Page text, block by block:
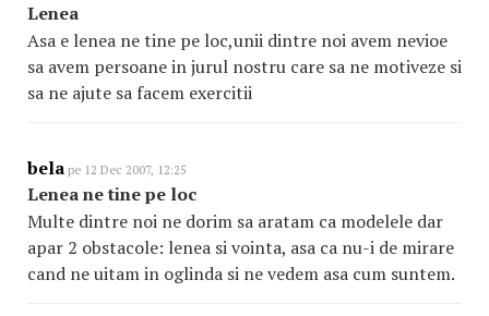
Lenea
Asa e lenea ne tine pe loc,unii dintre noi avem nevioe
sa avem persoane in jurul nostru care sa ne motiveze si
sa ne ajute sa facem exercitii
bela pe 12 Dec 2007, 12:25
Lenea ne tine pe loc
Multe dintre noi ne dorim sa aratam ca modelele dar
apar 2 obstacole: lenea si vointa, asa ca nu-i de mirare
cand ne uitam in oglinda si ne vedem asa cum suntem.